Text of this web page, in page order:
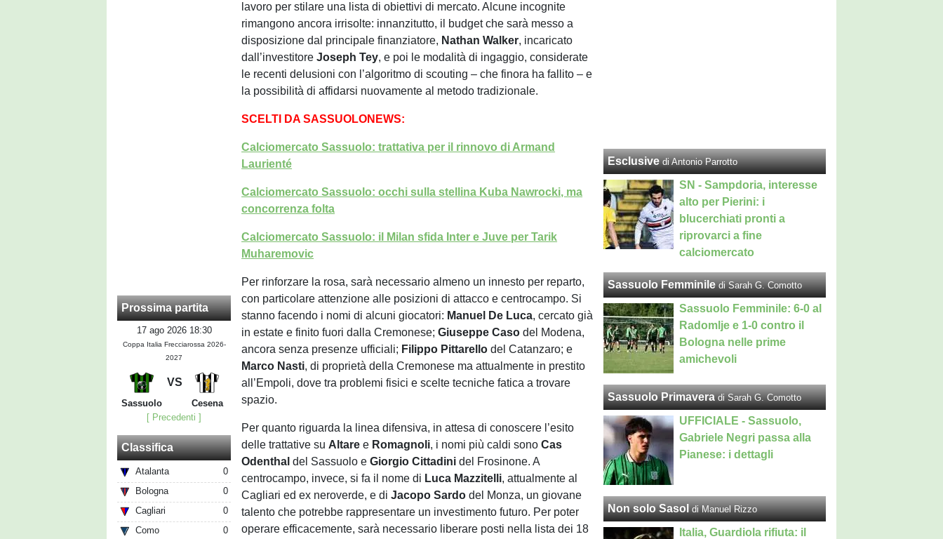
Prossima partita
17 ago 2026 18:30
Coppa Italia Frecciarossa 2026-
2027
VS
Sassuolo
Cesena
[ Precedenti ]
Classifica
Atalanta
0
Bologna
0
Cagliari
0
Como
0
lavoro per stilare una lista di obiettivi di mercato. Alcune incognite
rimangono ancora irrisolte: innanzitutto, il budget che sarà messo a
disposizione dal principale finanziatore, Nathan Walker, incaricato
dall’investitoreJoseph Tey, e poi le modalità di ingaggio, considerate
le recenti delusioni con l’algoritmo di scouting – che finora ha fallito – e
la possibilità di affidarsi nuovamente al metodo tradizionale.
SCELTI DA SASSUOLONEWS:
Calciomercato Sassuolo: trattativa per il rinnovo di Armand
Laurienté
Calciomercato Sassuolo: occhi sulla stellina Kuba Nawrocki, ma
concorrenza folta
Calciomercato Sassuolo: il Milan sfida Inter e Juve per Tarik
Muharemovic
Per rinforzare la rosa, sarà necessario almeno un innesto per reparto,
con particolare attenzione alle posizioni di attacco e centrocampo. Si
stanno facendo i nomi di alcuni giocatori: Manuel De Luca, cercato già
in estate e finito fuori dalla Cremonese;Giuseppe Caso del Modena,
ancora senza presenze ufficiali; Filippo Pittarello del Catanzaro; e
Marco Nasti, di proprietà della Cremonese ma attualmente in prestito
all’Empoli, dove tra problemi fisici e scelte tecniche fatica a trovare
spazio.
Per quanto riguarda la linea difensiva, in attesa di conoscere l’esito
delle trattative su Altare e Romagnoli, i nomi più caldi sono Cas
Odenthaldel Sassuolo eGiorgio Cittadini del Frosinone. A
centrocampo, invece, si fa il nome di Luca Mazzitelli, attualmente al
Cagliari ed ex neroverde, e diJacopo Sardodel Monza, un giovane
talento che potrebbe rappresentare un investimento futuro. Per poter
operare efficacemente, sarà necessario liberare posti nella lista dei 18
Esclusive di Antonio Parrotto
SN - Sampdoria, interesse
alto per Pierini: i
blucerchiati pronti a
riprovarci a fine
calciomercato
Sassuolo Femminile di Sarah G. Comotto
Sassuolo Femminile: 6-0 al
Radomlje e 1-0 contro il
Bologna nelle prime
amichevoli
Sassuolo Primavera di Sarah G. Comotto
UFFICIALE - Sassuolo,
Gabriele Negri passa alla
Pianese: i dettagli
Non solo Sasol di Manuel Rizzo
Italia, Guardiola rifiuta: il